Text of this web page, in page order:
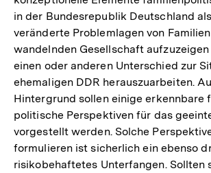
in der Bundesrepublik Deutschland
veränderte Problemlagen von
wandelnden Gesellschaft
einen oder anderen Unterschied zur
ehemaligen DDR herauszuarbeiten.
Hintergrund sollen einige erkennbare
politische Perspektiven für das
vorgestellt werden. Solche
formulieren ist sicherlich ein ebenso
risikobehaftetes Unterfangen. Sollten